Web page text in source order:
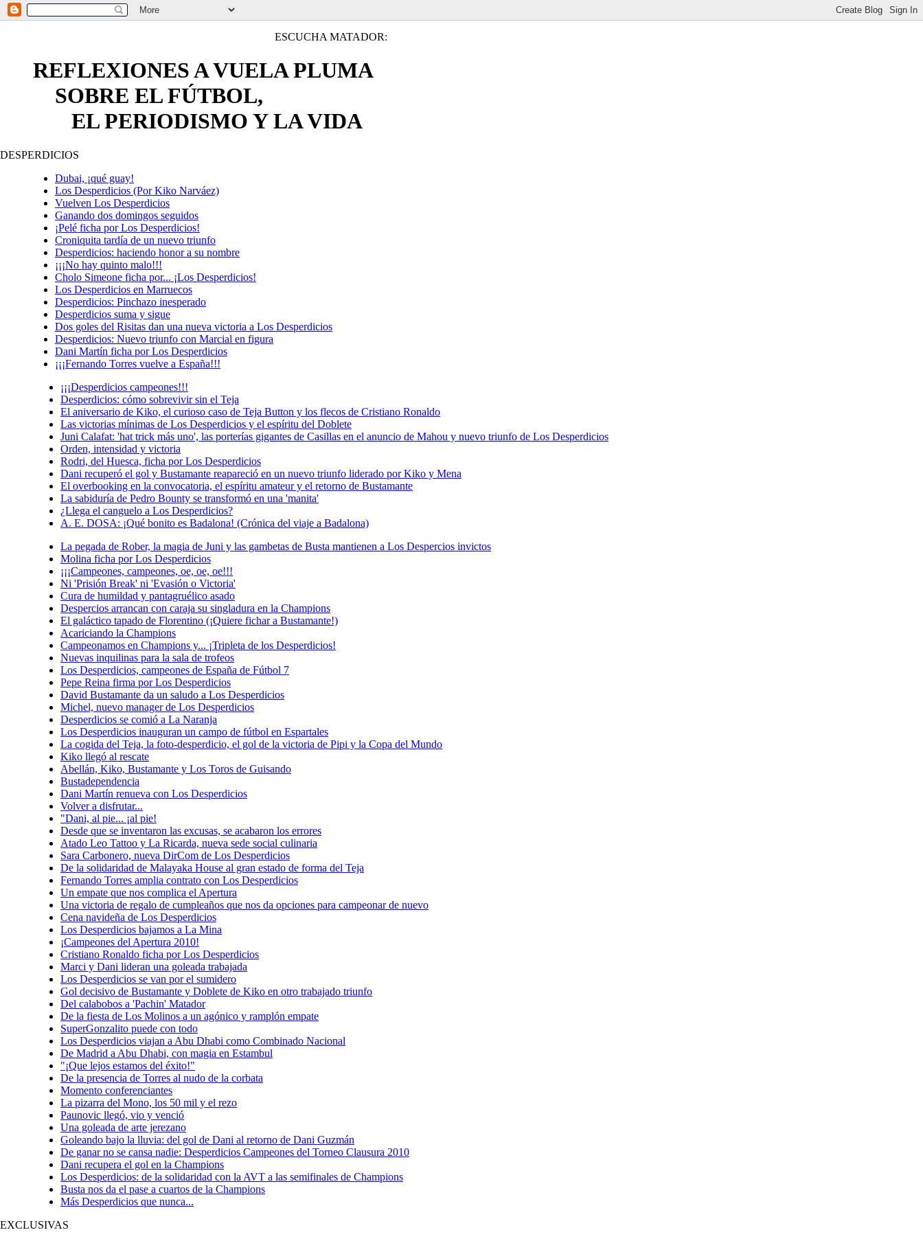
ESCUCHA MATADOR:
REFLEXIONES A VUELA PLUMA
SOBRE EL FÚTBOL,
EL PERIODISMO Y LA VIDA
DESPERDICIOS
Dubai, ¡qué guay!
Los Desperdicios (Por Kiko Narváez)
Vuelven Los Desperdicios
Ganando dos domingos seguidos
¡Pelé ficha por Los Desperdicios!
Croniquita tardía de un nuevo triunfo
Desperdicios: haciendo honor a su nombre
¡¡¡No hay quinto malo!!!
Cholo Simeone ficha por... ¡Los Desperdicios!
Los Desperdicios en Marruecos
Desperdicios: Pinchazo inesperado
Desperdicios suma y sigue
Dos goles del Risitas dan una nueva victoria a Los Desperdicios
Desperdicios: Nuevo triunfo con Marcial en figura
Dani Martín ficha por Los Desperdicios
¡¡¡Fernando Torres vuelve a España!!!
¡¡¡Desperdicios campeones!!!
Desperdicios: cómo sobrevivir sin el Teja
El aniversario de Kiko, el curioso caso de Teja Button y los flecos de Cristiano Ronaldo
Las victorias mínimas de Los Desperdicios y el espíritu del Doblete
Juni Calafat: 'hat trick más uno', las porterías gigantes de Casillas en el anuncio de Mahou y nuevo triunfo de Los Desperdicios
Orden, intensidad y victoria
Rodri, del Huesca, ficha por Los Desperdicios
Dani recuperó el gol y Bustamante reapareció en un nuevo triunfo liderado por Kiko y Mena
El overbooking en la convocatoria, el espíritu amateur y el retorno de Bustamante
La sabiduría de Pedro Bounty se transformó en una 'manita'
¿Llega el canguelo a Los Desperdicios?
A. E. DOSA: ¡Qué bonito es Badalona! (Crónica del viaje a Badalona)
La pegada de Rober, la magia de Juni y las gambetas de Busta mantienen a Los Despercios invictos
Molina ficha por Los Desperdicios
¡¡¡Campeones, campeones, oe, oe, oe!!!
Ni 'Prisión Break' ni 'Evasión o Victoria'
Cura de humildad y pantagruélico asado
Despercios arrancan con caraja su singladura en la Champions
El galáctico tapado de Florentino (¡Quiere fichar a Bustamante!)
Acariciando la Champions
Campeonamos en Champions y... ¡Tripleta de los Desperdicios!
Nuevas inquilinas para la sala de trofeos
Los Desperdicios, campeones de España de Fútbol 7
Pepe Reina firma por Los Desperdicios
David Bustamante da un saludo a Los Desperdicios
Michel, nuevo manager de Los Desperdicios
Desperdicios se comió a La Naranja
Los Desperdicios inauguran un campo de fútbol en Espartales
La cogida del Teja, la foto-desperdicio, el gol de la victoria de Pipi y la Copa del Mundo
Kiko llegó al rescate
Abellán, Kiko, Bustamante y Los Toros de Guisando
Bustadependencia
Dani Martín renueva con Los Desperdicios
Volver a disfrutar...
"Dani, al pie... ¡al pie!
Desde que se inventaron las excusas, se acabaron los errores
Atado Leo Tattoo y La Ricarda, nueva sede social culinaria
Sara Carbonero, nueva DirCom de Los Desperdicios
De la solidaridad de Malayaka House al gran estado de forma del Teja
Fernando Torres amplia contrato con Los Desperdicios
Un empate que nos complica el Apertura
Una victoria de regalo de cumpleaños que nos da opciones para campeonar de nuevo
Cena navideña de Los Desperdicios
Los Desperdicios bajamos a La Mina
¡Campeones del Apertura 2010!
Cristiano Ronaldo ficha por Los Desperdicios
Marci y Dani lideran una goleada trabajada
Los Desperdicios se van por el sumidero
Gol decisivo de Bustamante y Doblete de Kiko en otro trabajado triunfo
Del calabobos a 'Pachin' Matador
De la fiesta de Los Molinos a un agónico y ramplón empate
SuperGonzalito puede con todo
Los Desperdicios viajan a Abu Dhabi como Combinado Nacional
De Madrid a Abu Dhabi, con magia en Estambul
"¡Que lejos estamos del éxito!"
De la presencia de Torres al nudo de la corbata
Momento conferenciantes
La pizarra del Mono, los 50 mil y el rezo
Paunovic llegó, vio y venció
Una goleada de arte jerezano
Goleando bajo la lluvia: del gol de Dani al retorno de Dani Guzmán
De ganar no se cansa nadie: Desperdicios Campeones del Torneo Clausura 2010
Dani recupera el gol en la Champions
Los Desperdicios: de la solidaridad con la AVT a las semifinales de Champions
Busta nos da el pase a cuartos de la Champions
Más Desperdicios que nunca...
EXCLUSIVAS